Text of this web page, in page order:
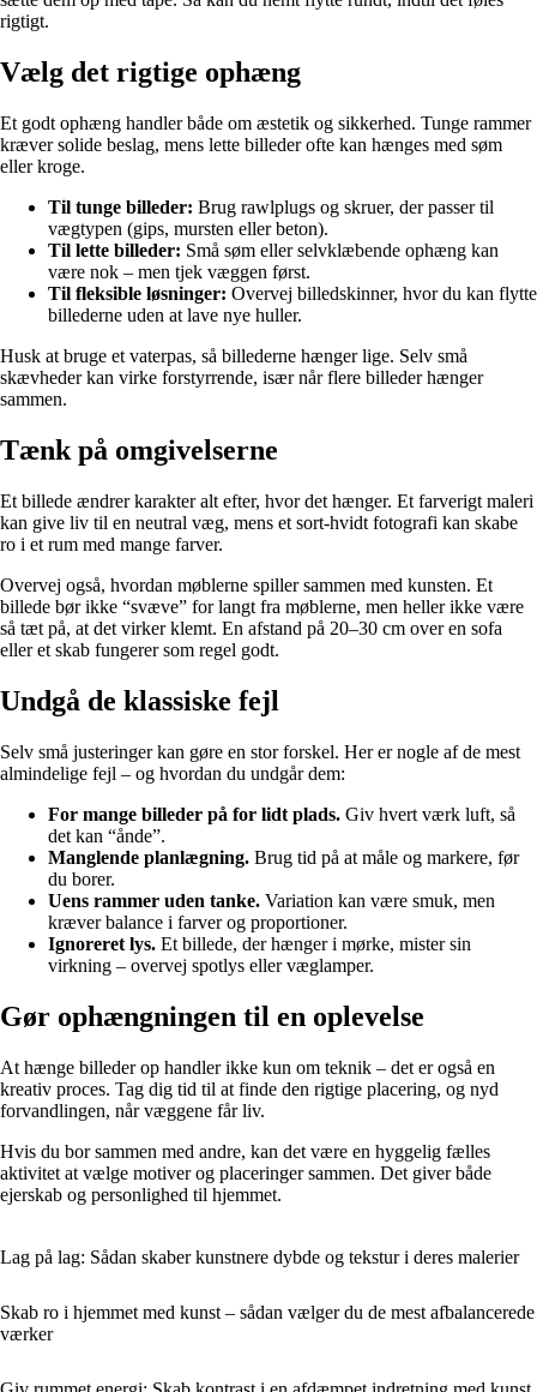
rigtigt.
Vælg det rigtige ophæng
Et godt ophæng handler både om æstetik og sikkerhed. Tunge rammer
kræver solide beslag, mens lette billeder ofte kan hænges med søm
eller kroge.
Til tunge billeder: Brug rawlplugs og skruer, der passer til
vægtypen (gips, mursten eller beton).
Til lette billeder: Små søm eller selvklæbende ophæng kan
være nok – men tjek væggen først.
Til fleksible løsninger: Overvej billedskinner, hvor du kan flytte
billederne uden at lave nye huller.
Husk at bruge et vaterpas, så billederne hænger lige. Selv små
skævheder kan virke forstyrrende, især når flere billeder hænger
sammen.
Tænk på omgivelserne
Et billede ændrer karakter alt efter, hvor det hænger. Et farverigt maleri
kan give liv til en neutral væg, mens et sort-hvidt fotografi kan skabe
ro i et rum med mange farver.
Overvej også, hvordan møblerne spiller sammen med kunsten. Et
billede bør ikke “svæve” for langt fra møblerne, men heller ikke være
så tæt på, at det virker klemt. En afstand på 20–30 cm over en sofa
eller et skab fungerer som regel godt.
Undgå de klassiske fejl
Selv små justeringer kan gøre en stor forskel. Her er nogle af de mest
almindelige fejl – og hvordan du undgår dem:
For mange billeder på for lidt plads. Giv hvert værk luft, så
det kan “ånde”.
Manglende planlægning. Brug tid på at måle og markere, før
du borer.
Uens rammer uden tanke. Variation kan være smuk, men
kræver balance i farver og proportioner.
Ignoreret lys. Et billede, der hænger i mørke, mister sin
virkning – overvej spotlys eller væglamper.
Gør ophængningen til en oplevelse
At hænge billeder op handler ikke kun om teknik – det er også en
kreativ proces. Tag dig tid til at finde den rigtige placering, og nyd
forvandlingen, når væggene får liv.
Hvis du bor sammen med andre, kan det være en hyggelig fælles
aktivitet at vælge motiver og placeringer sammen. Det giver både
ejerskab og personlighed til hjemmet.
Lag på lag: Sådan skaber kunstnere dybde og tekstur i deres malerier
Skab ro i hjemmet med kunst – sådan vælger du de mest afbalancerede
værker